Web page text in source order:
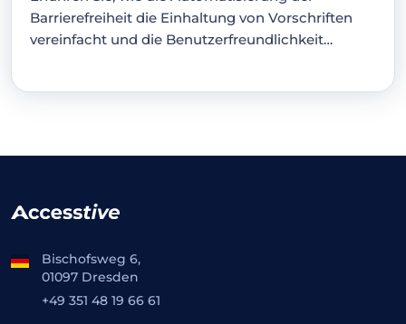
Barrierefreiheit die Einhaltung von Vorschriften
vereinfacht und die Benutzerfreundlichkeit
Bischofsweg 6,
01097 Dresden
+49 351 48 19 66 61